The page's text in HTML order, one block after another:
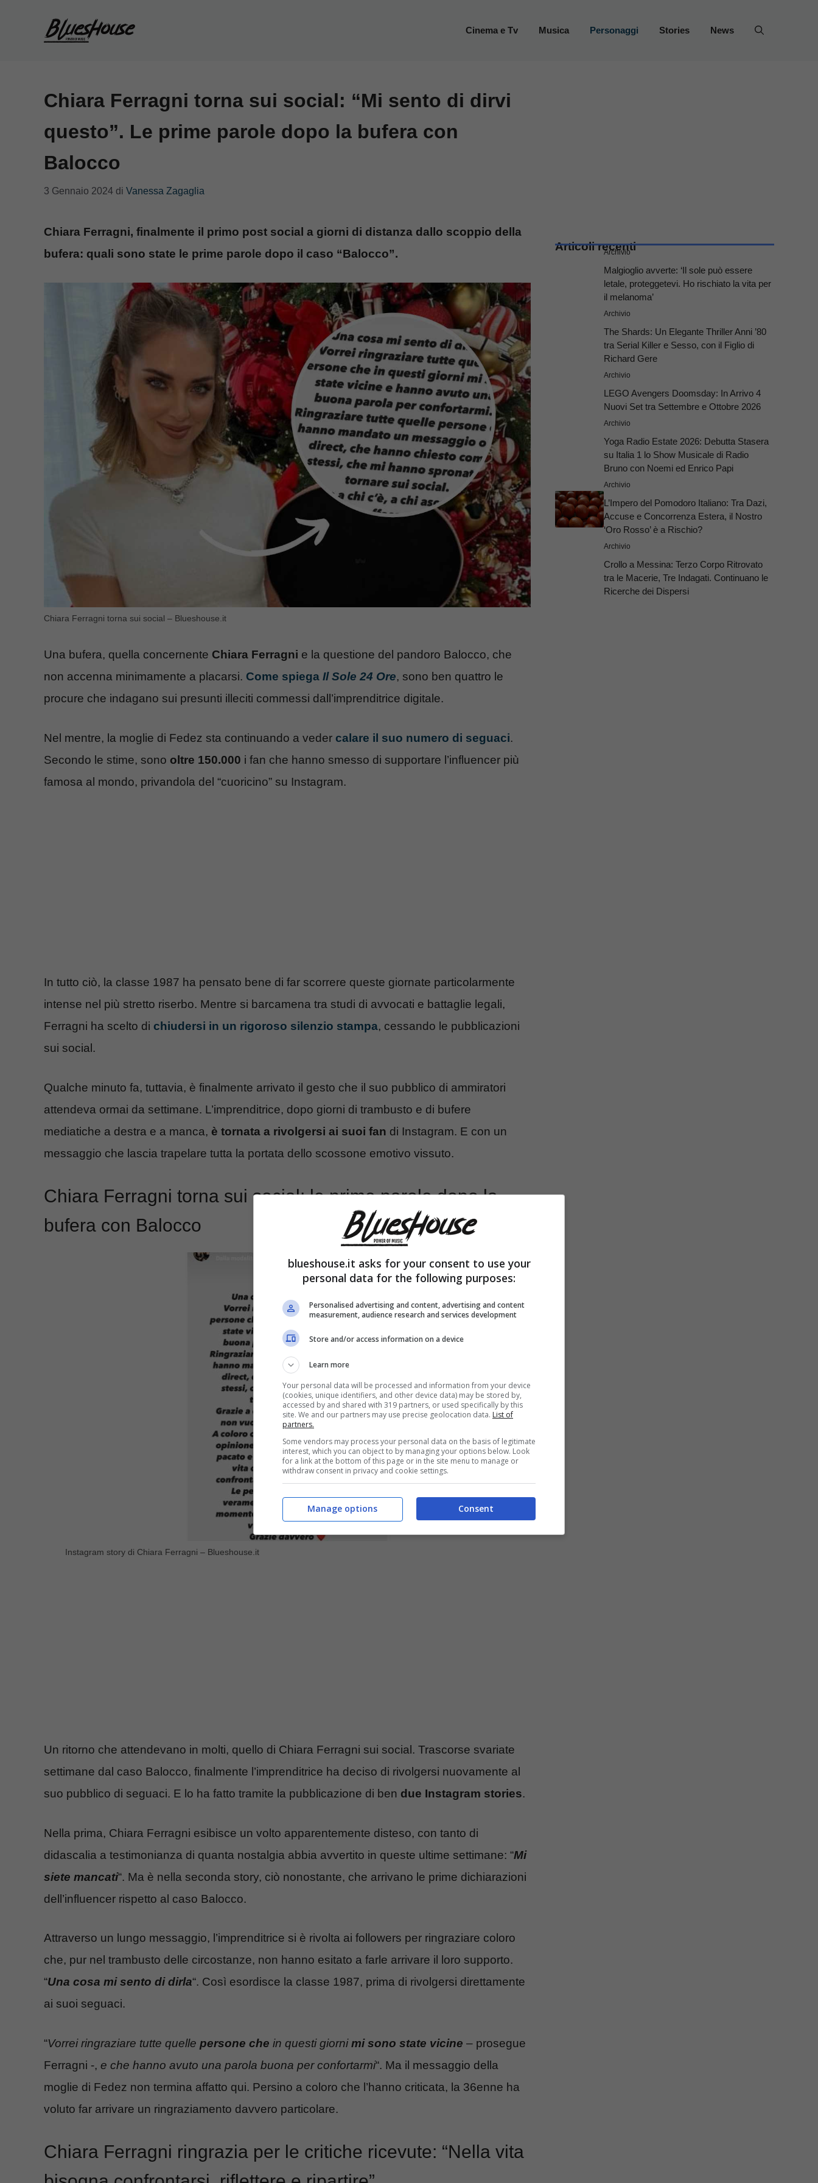
Cinema e Tv Musica Personaggi Stories News
Chiara Ferragni torna sui social: “Mi sento di dirvi
questo”. Le prime parole dopo la bufera con
Balocco
3 Gennaio 2024 di Vanessa Zagaglia
Chiara Ferragni, finalmente il primo post social a giorni di distanza dallo scoppio della
bufera: quali sono state le prime parole dopo il caso “Balocco”.
Chiara Ferragni torna sui social – Blueshouse.it
Una bufera, quella concernente Chiara Ferragni e la questione del pandoro Balocco, che
non accenna minimamente a placarsi. Come spiega Il Sole 24 Ore, sono ben quattro le
procure che indagano sui presunti illeciti commessi dall’imprenditrice digitale.
Nel mentre, la moglie di Fedez sta continuando a veder calare il suo numero di seguaci.
Secondo le stime, sono oltre 150.000 i fan che hanno smesso di supportare l’influencer più
famosa al mondo, privandola del “cuoricino” su Instagram.
In tutto ciò, la classe 1987 ha pensato bene di far scorrere queste giornate particolarmente
intense nel più stretto riserbo. Mentre si barcamena tra studi di avvocati e battaglie legali,
Ferragni ha scelto di chiudersi in un rigoroso silenzio stampa, cessando le pubblicazioni
sui social.
Qualche minuto fa, tuttavia, è finalmente arrivato il gesto che il suo pubblico di ammiratori
attendeva ormai da settimane. L’imprenditrice, dopo giorni di trambusto e di bufere
mediatiche a destra e a manca, è tornata a rivolgersi ai suoi fan di Instagram. E con un
messaggio che lascia trapelare tutta la portata dello scossone emotivo vissuto.
Chiara Ferragni torna sui social: le prime parole dopo la
bufera con Balocco
Instagram story di Chiara Ferragni – Blueshouse.it
Un ritorno che attendevano in molti, quello di Chiara Ferragni sui social. Trascorse svariate
settimane dal caso Balocco, finalmente l’imprenditrice ha deciso di rivolgersi nuovamente al
suo pubblico di seguaci. E lo ha fatto tramite la pubblicazione di ben due Instagram stories.
Nella prima, Chiara Ferragni esibisce un volto apparentemente disteso, con tanto di
didascalia a testimonianza di quanta nostalgia abbia avvertito in queste ultime settimane: “Mi
siete mancati“. Ma è nella seconda story, ciò nonostante, che arrivano le prime dichiarazioni
dell’influencer rispetto al caso Balocco.
Attraverso un lungo messaggio, l’imprenditrice si è rivolta ai followers per ringraziare coloro
che, pur nel trambusto delle circostanze, non hanno esitato a farle arrivare il loro supporto.
“Una cosa mi sento di dirla“. Così esordisce la classe 1987, prima di rivolgersi direttamente
ai suoi seguaci.
“Vorrei ringraziare tutte quelle persone che in questi giornimi sono state vicine – prosegue
Ferragni -, e che hanno avuto una parola buona per confortarmi“. Ma il messaggio della
moglie di Fedez non termina affatto qui. Persino a coloro che l’hanno criticata, la 36enne ha
voluto far arrivare un ringraziamento davvero particolare.
Chiara Ferragni ringrazia per le critiche ricevute: “Nella vita
Articoli recenti
Archivio
Malgioglio avverte: ‘Il sole può essere
letale, proteggetevi. Ho rischiato la vita per
il melanoma’
Archivio
The Shards: Un Elegante Thriller Anni ’80
tra Serial Killer e Sesso, con il Figlio di
Richard Gere
Archivio
LEGO Avengers Doomsday: In Arrivo 4
Nuovi Set tra Settembre e Ottobre 2026
Archivio
Yoga Radio Estate 2026: Debutta Stasera
su Italia 1 lo Show Musicale di Radio
Bruno con Noemi ed Enrico Papi
Archivio
L’Impero del Pomodoro Italiano: Tra Dazi,
Accuse e Concorrenza Estera, il Nostro
‘Oro Rosso’ è a Rischio?
Archivio
Crollo a Messina: Terzo Corpo Ritrovato
tra le Macerie, Tre Indagati. Continuano le
Ricerche dei Dispersi
blueshouse.it asks for your consent to use your
personal data for the following purposes:
Personalised advertising and content, advertising and content
measurement, audience research and services development
Store and/or access information on a device
Learn more
Your personal data will be processed and information from your device
(cookies, unique identifiers, and other device data) may be stored by,
accessed by and shared with 319 partners, or used specifically by this
site. We and our partners may use precise geolocation data. List of
partners.
Some vendors may process your personal data on the basis of legitimate
interest, which you can object to by managing your options below. Look
for a link at the bottom of this page or in the site menu to manage or
withdraw consent in privacy and cookie settings.
Consent
Manage options